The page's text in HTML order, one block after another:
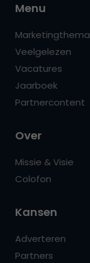
Menu
Veelgelezen
Vacatures
Jaarboek
Partnercontent
Over
Missie & Visie
Colofon
Kansen
Adverteren
Partners